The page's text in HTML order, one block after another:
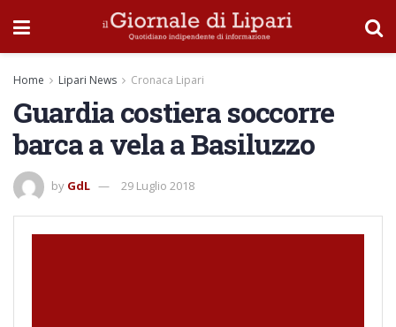
Home Lipari News Cronaca Lipari
Guardia costiera soccorre
barca a vela a Basiluzzo
by GdL 29 Luglio 2018